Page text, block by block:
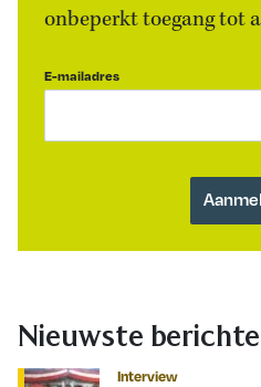
onbeperkt toegang tot
E-mailadres
Nieuwste
Interview